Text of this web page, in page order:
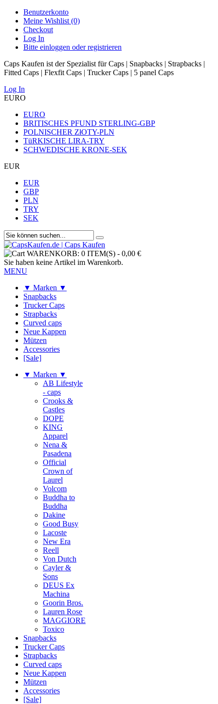
Benutzerkonto
Meine Wishlist (0)
Checkout
Log In
Bitte einloggen oder registrieren
Caps Kaufen ist der Spezialist für Caps | Snapbacks | Strapbacks |
Fitted Caps | Flexfit Caps | Trucker Caps | 5 panel Caps
Log In
EURO
EURO
BRITISCHES PFUND STERLING-GBP
POLNISCHER ZłOTY-PLN
TüRKISCHE LIRA-TRY
SCHWEDISCHE KRONE-SEK
EUR
EUR
GBP
PLN
TRY
SEK
WARENKORB: 0 ITEM(S) - 0,00 €
Sie haben keine Artikel im Warenkorb.
MENU
▼ Marken ▼
Snapbacks
Trucker Caps
Strapbacks
Curved caps
Neue Kappen
Mützen
Accessories
[Sale]
▼ Marken ▼
AB Lifestyle
- caps
Crooks &
Castles
DOPE
KING
Apparel
Nena &
Pasadena
Official
Crown of
Laurel
Volcom
Buddha to
Buddha
Dakine
Good Busy
Lacoste
New Era
Reell
Von Dutch
Cayler &
Sons
DEUS Ex
Machina
Goorin Bros.
Lauren Rose
MAGGIORE
Toxico
Snapbacks
Trucker Caps
Strapbacks
Curved caps
Neue Kappen
Mützen
Accessories
[Sale]